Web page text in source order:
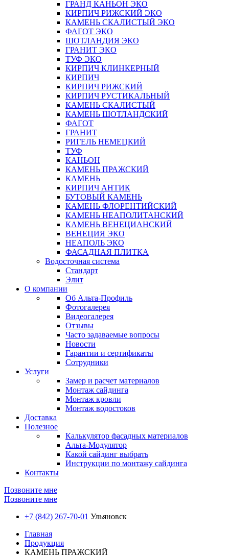
ГРАНД КАНЬОН ЭКО
КИРПИЧ РИЖСКИЙ ЭКО
КАМЕНЬ СКАЛИСТЫЙ ЭКО
ФАГОТ ЭКО
ШОТЛАНДИЯ ЭКО
ГРАНИТ ЭКО
ТУФ ЭКО
КИРПИЧ КЛИНКЕРНЫЙ
КИРПИЧ
КИРПИЧ РИЖСКИЙ
КИРПИЧ РУСТИКАЛЬНЫЙ
КАМЕНЬ СКАЛИСТЫЙ
КАМЕНЬ ШОТЛАНДСКИЙ
ФАГОТ
ГРАНИТ
РИГЕЛЬ НЕМЕЦКИЙ
ТУФ
КАНЬОН
КАМЕНЬ ПРАЖСКИЙ
КАМЕНЬ
КИРПИЧ АНТИК
БУТОВЫЙ КАМЕНЬ
КАМЕНЬ ФЛОРЕНТИЙСКИЙ
КАМЕНЬ НЕАПОЛИТАНСКИЙ
КАМЕНЬ ВЕНЕЦИАНСКИЙ
ВЕНЕЦИЯ ЭКО
НЕАПОЛЬ ЭКО
ФАСАДНАЯ ПЛИТКА
Водосточная система
Стандарт
Элит
О компании
Об Альта-Профиль
Фотогалерея
Видеогалерея
Отзывы
Часто задаваемые вопросы
Новости
Гарантии и сертификаты
Сотрудники
Услуги
Замер и расчет материалов
Монтаж сайдинга
Монтаж кровли
Монтаж водостоков
Доставка
Полезное
Калькулятор фасадных материалов
Альта-Модулятор
Какой сайдинг выбрать
Инструкции по монтажу сайдинга
Контакты
Позвоните мне
Позвоните мне
+7 (842) 267-70-01 Ульяновск
Главная
Продукция
КАМЕНЬ ПРАЖСКИЙ